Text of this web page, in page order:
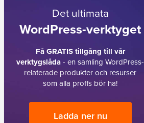
Det ultimata
WordPress-verktyget
Få GRATIS tillgång till vår
verktygslåda- en samling WordPress-
relaterade produkter och resurser
som alla proffs bör ha!
Ladda ner nu